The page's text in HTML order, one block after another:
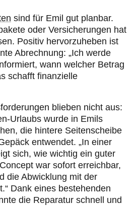
sind für Emil gut planbar.
oder Versicherungen hat
Positiv hervorzuheben ist
Abrechnung: „Ich werde
wann welcher Betrag
schafft finanzielle
blieben nicht aus:
Urlaubs wurde in Emils
die hintere Seitenscheibe
entwendet. „In einer
sich, wie wichtig ein guter
war sofort erreichbar,
die Abwicklung mit der
Dank eines bestehenden
die Reparatur schnell und